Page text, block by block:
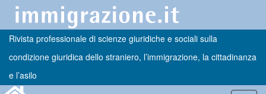
Rivista professionale di scienze giuridiche e sociali sulla
condizione giuridica dello straniero, l’immigrazione, la cittadinanza
e l’asilo